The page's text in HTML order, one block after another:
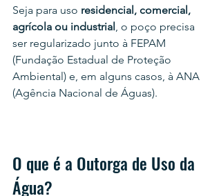
Seja para uso residencial, comercial,
agrícola ou industrial, o poço precisa
ser regularizado junto à FEPAM
(Fundação Estadual de Proteção
Ambiental) e, em alguns casos, à ANA
(Agência Nacional de Águas).
O que é a Outorga de Uso da
Água?